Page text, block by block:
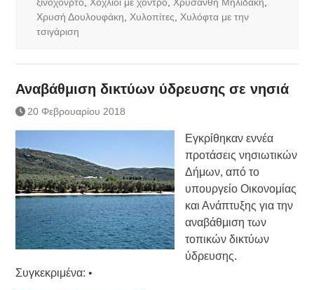
Χρυσή Δουλουφάκη
Χυλοπίτες
Χυλόφτα με την
τσιγάριση
Αναβάθμιση δικτύων ύδρευσης σε νησιά
20 Φεβρουαρίου 2018
Εγκρίθηκαν εννέα
προτάσεις νησιωτικών
Δήμων, από το
υπουργείο Οικονομίας
και Ανάπτυξης για την
αναβάθμιση των
τοπικών δικτύων
ύδρευσης.
Συγκεκριμένα: •